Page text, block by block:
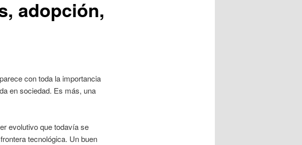
adopción,
con toda la importancia
en sociedad. Es más, una
evolutivo que todavía se
tecnológica. Un buen